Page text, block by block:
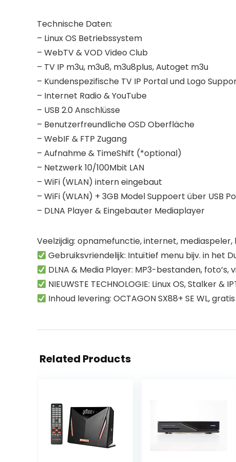
Technische Daten:
– Linux OS Betriebssystem
– WebTV & VOD Video Club
– TV IP m3u, m3u8, m3u8plus, Autoget m3u
– Kundenspezifische TV IP Portal und Logo
– Internet Radio & YouTube
– USB 2.0 Anschlüsse
– Benutzerfreundliche OSD Oberfläche
– WebIF & FTP Zugang
– Aufnahme & TimeShift (*optional)
– Netzwerk 10/100Mbit LAN
– WiFi (WLAN) intern eingebaut
– WiFi (WLAN) + 3GB Model Suppoert über USB
– DLNA Player & Eingebauter Mediaplayer
Veelzijdig: opnamefunctie, internet,
Gebruiksvriendelijk: Intuïtief menu bijv. in het
DLNA & Media Player: MP3-bestanden,
NIEUWSTE TECHNOLOGIE: Linux OS, Stalker
Inhoud levering: OCTAGON SX88+ SE WL,
Related Products